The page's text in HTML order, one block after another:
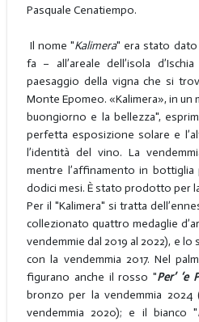
Pasquale Cenatiempo.
Il nome "Kalimera" era stato dato
fa – all’areale dell’isola
paesaggio della vigna che si
Monte Epomeo. «Kalimera», in un
buongiorno e la bellezza",
perfetta esposizione solare e
l’identità del vino. La
mentre l’affinamento in
dodici mesi. È stato prodotto per
Per il "Kalimera" si tratta
collezionato quattro medaglie
vendemmie dal 2019 al 2022), e lo
con la vendemmia 2017. Nel
figurano anche il rosso "Per’ ‘e
bronzo per la vendemmia
vendemmia 2020); e il bianco "